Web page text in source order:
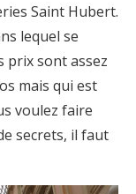
Saint Hubert.
lequel se
prix sont assez
mais qui est
voulez faire
secrets, il faut